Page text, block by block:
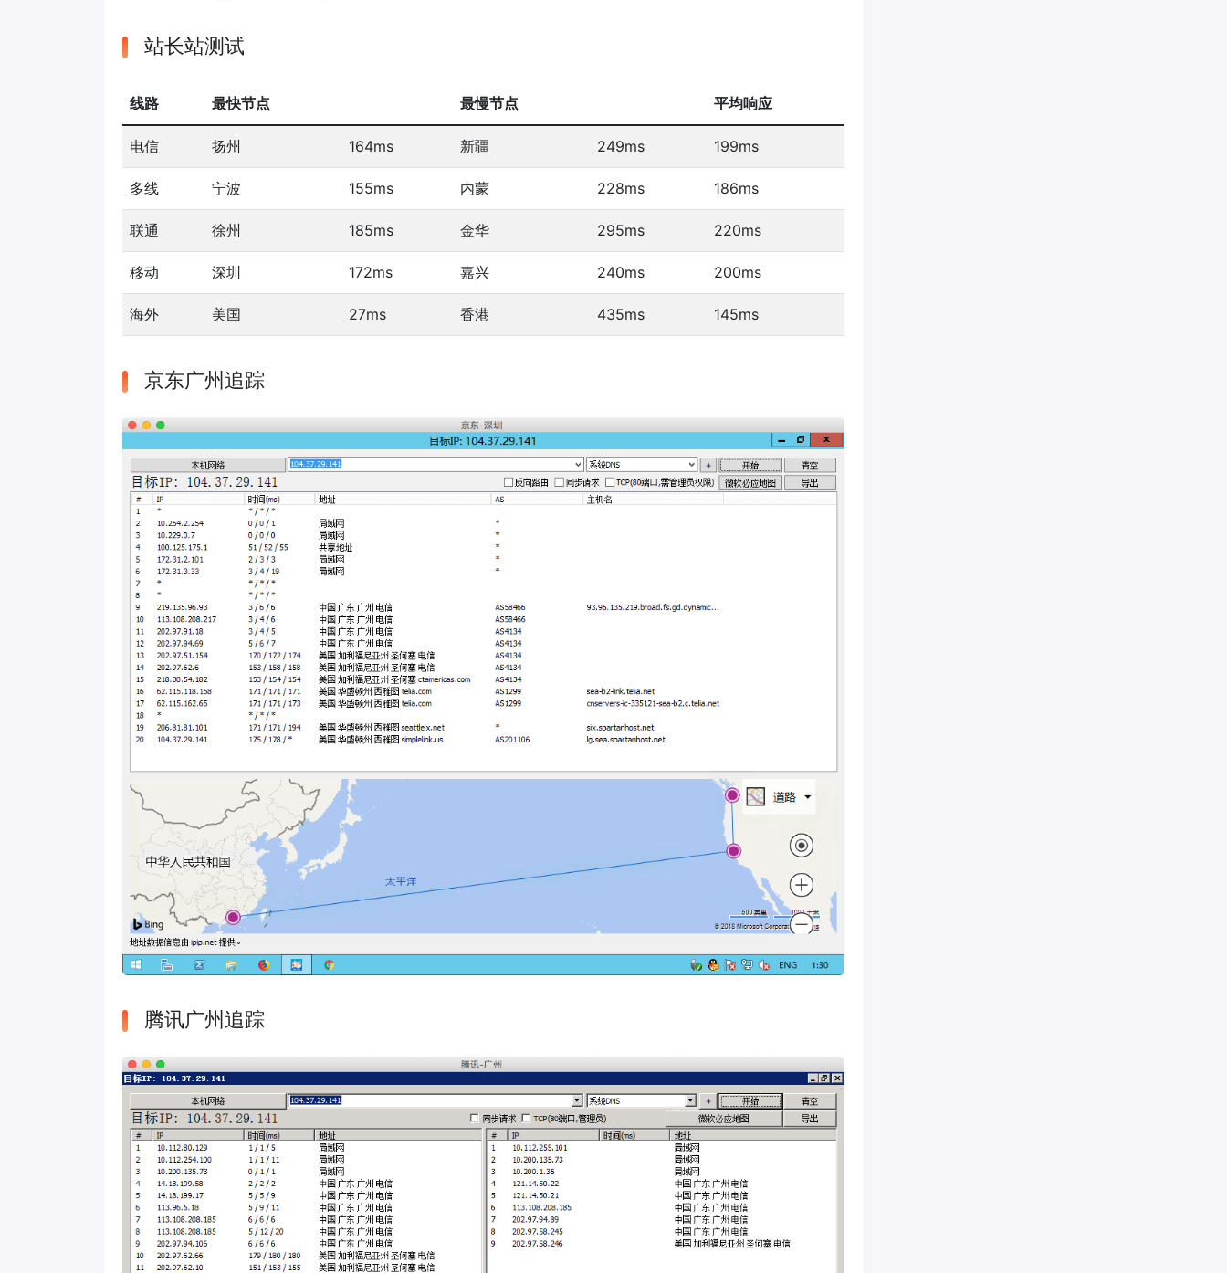
站长站测试
线路 最快节点 最慢节点 平均响应
电信 扬州 164ms 新疆 249ms 199ms
多线 宁波 155ms 内蒙 228ms 186ms
联通 徐州 185ms 金华 295ms 220ms
移动 深圳 172ms 嘉兴 240ms 200ms
海外 美国 27ms 香港 435ms 145ms
京东广州追踪
腾讯广州追踪